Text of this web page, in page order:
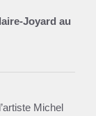
Joyard au
Michel